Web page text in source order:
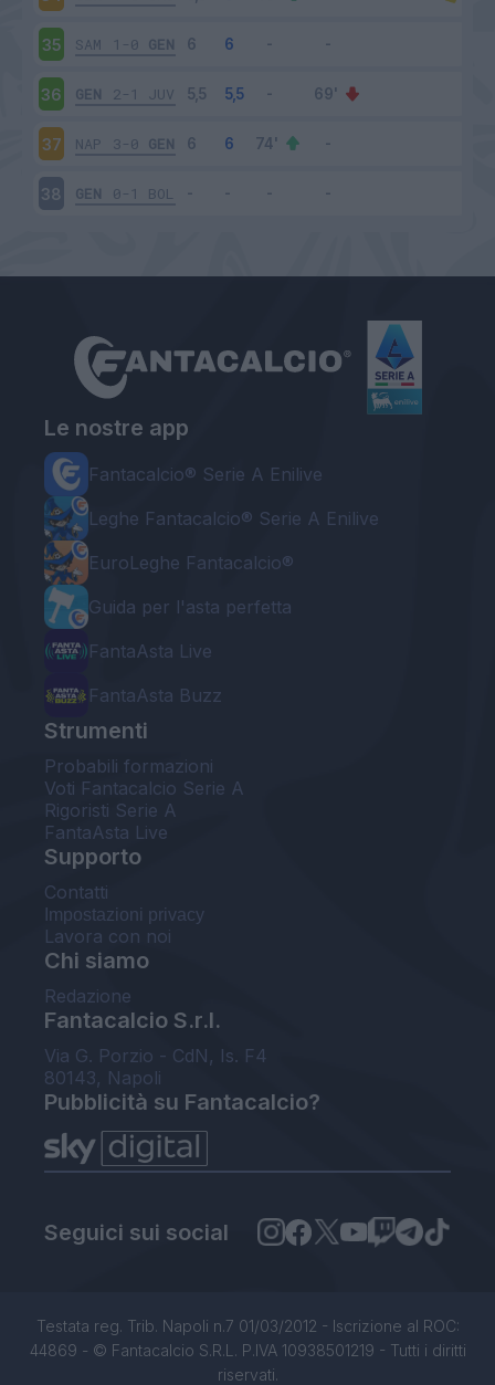
35 SAM 1-0 GEN
36 GEN 2-1 JUV
37 NAP 3-0 GEN
38 GEN 0-1 BOL
Le nostre app
Fantacalcio® Serie A Enilive
Leghe Fantacalcio® Serie A Enilive
EuroLeghe Fantacalcio®
Guida per l'asta perfetta
FantaAsta Live
FantaAsta Buzz
Strumenti
Probabili formazioni
Voti Fantacalcio Serie A
Rigoristi Serie A
FantaAsta Live
Supporto
Contatti
Impostazioni privacy
Lavora con noi
Chi siamo
Redazione
Fantacalcio S.r.l.
Via G. Porzio - CdN, Is. F4
80143, Napoli
Pubblicità su Fantacalcio?
Seguici sui social
Testata reg. Trib. Napoli n.7 01/03/2012 - Iscrizione al ROC:
44869 - © Fantacalcio S.R.L. P.IVA 10938501219 - Tutti i diritti
riservati.